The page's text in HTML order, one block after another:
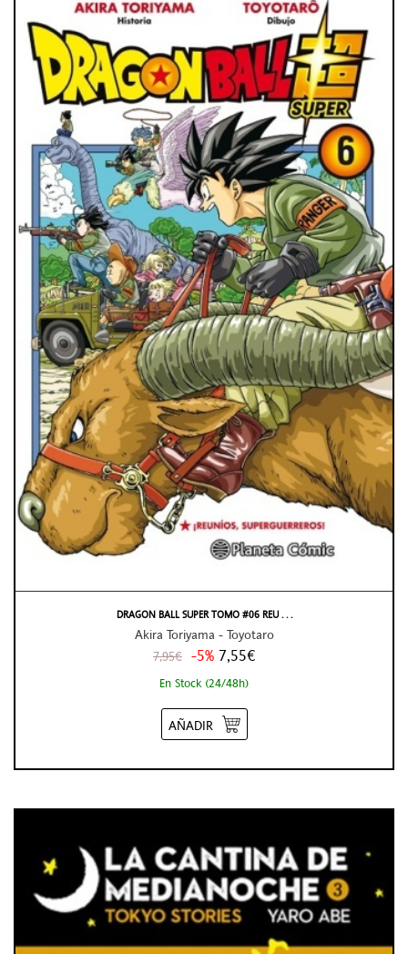
DRAGON BALL SUPER TOMO #06 REU . . .
Akira Toriyama - Toyotaro
7,95€ -5% 7,55€
En Stock (24/48h)
AÑADIR